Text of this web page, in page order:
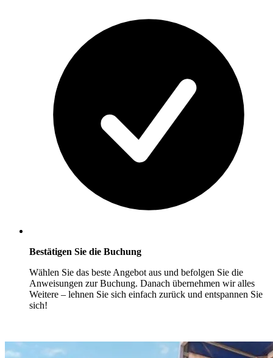
Bestätigen Sie die Buchung
Wählen Sie das beste Angebot aus und befolgen Sie die
Anweisungen zur Buchung. Danach übernehmen wir alles
Weitere – lehnen Sie sich einfach zurück und entspannen Sie
sich!